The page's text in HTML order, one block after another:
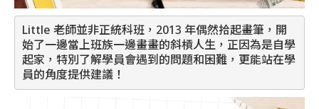
Little 老師並非正統科班，2013 年偶然拾起畫筆，開
始了一邊當上班族一邊畫畫的斜槓人生，正因為是自學
起家，特別了解學員會遇到的問題和困難，更能站在學
員的角度提供建議！